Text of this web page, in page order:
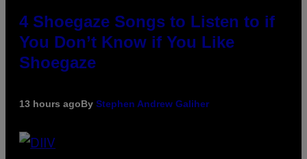
4 Shoegaze Songs to Listen to if
You Don’t Know if You Like
Shoegaze
13 hours agoBy Stephen Andrew Galiher